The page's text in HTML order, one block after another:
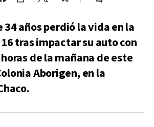
34 años perdió la vida en la
tras impactar su auto con
de la mañana de este
Aborigen, en la